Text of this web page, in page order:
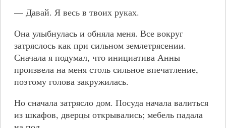
— Давай. Я весь в твоих руках.
Она улыбнулась и обняла меня. Все вокруг
затряслось как при сильном землетрясении.
Сначала я подумал, что инициатива Анны
произвела на меня столь сильное впечатление,
поэтому голова закружилась.
Но сначала затрясло дом. Посуда начала валиться
из шкафов, дверцы открывались; мебель падала